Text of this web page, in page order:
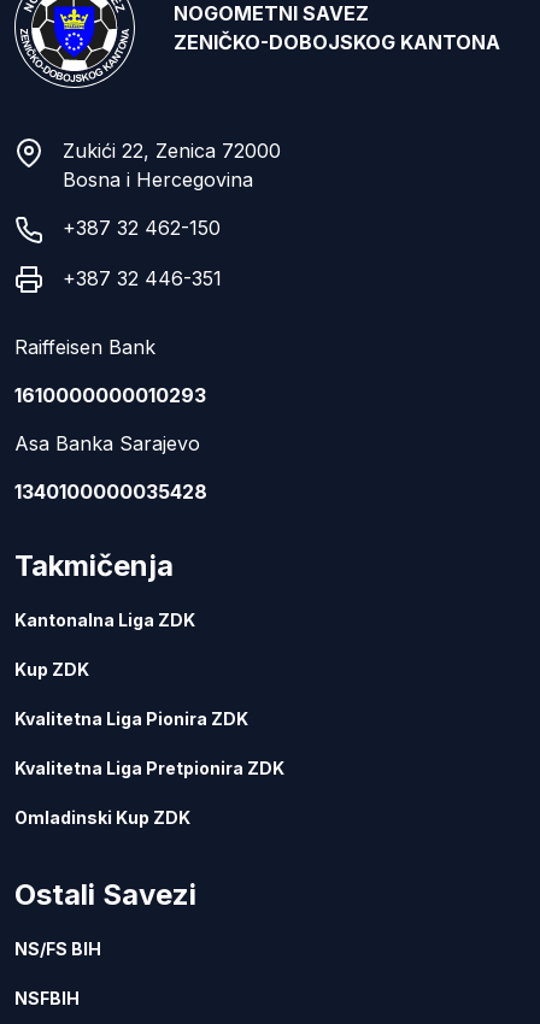
NOGOMETNI SAVEZ
ZENIČKO-DOBOJSKOG KANTONA
Zukići 22, Zenica 72000
Bosna i Hercegovina
+387 32 462-150
+387 32 446-351
Raiffeisen Bank
1610000000010293
Asa Banka Sarajevo
1340100000035428
Takmičenja
Kantonalna Liga ZDK
Kup ZDK
Kvalitetna Liga Pionira ZDK
Kvalitetna Liga Pretpionira ZDK
Omladinski Kup ZDK
Ostali Savezi
NS/FS BIH
NSFBIH